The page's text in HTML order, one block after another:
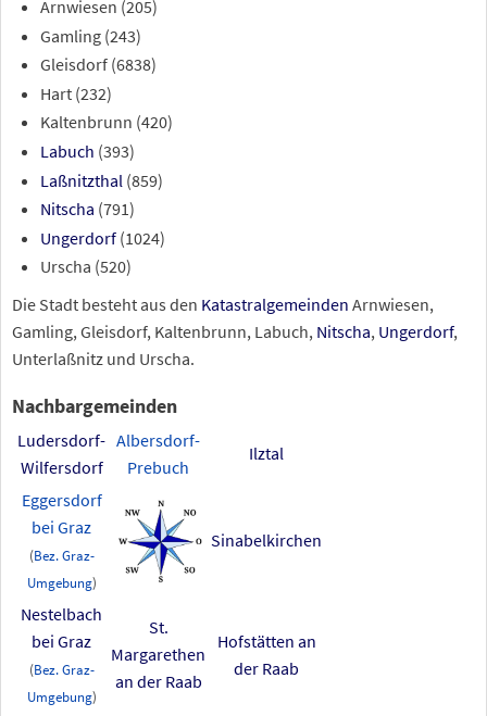
Arnwiesen (205)
Gamling (243)
Gleisdorf (6838)
Hart (232)
Kaltenbrunn (420)
Labuch (393)
Laßnitzthal (859)
Nitscha (791)
Ungerdorf(1024)
Urscha (520)
Die Stadt besteht aus den Katastralgemeinden Arnwiesen,
Gamling, Gleisdorf, Kaltenbrunn, Labuch, Nitscha, Ungerdorf,
Unterlaßnitz und Urscha.
Nachbargemeinden
Ludersdorf-
Wilfersdorf
Albersdorf-
Prebuch
Ilztal
Eggersdorf
bei Graz
(Bez. Graz-
Umgebung)
Sinabelkirchen
Nestelbach
bei Graz
(Bez. Graz-
Umgebung)
St.
Margarethen
an der Raab
Hofstätten an
der Raab